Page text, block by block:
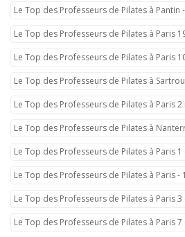
Le Top des Professeurs de Pilates à Pantin
Le Top des Professeurs de Pilates à Paris
Le Top des Professeurs de Pilates à Paris
Le Top des Professeurs de Pilates à
Le Top des Professeurs de Pilates à Paris 2
Le Top des Professeurs de Pilates à
Le Top des Professeurs de Pilates à Paris 1
Le Top des Professeurs de Pilates à Paris -
Le Top des Professeurs de Pilates à Paris 3
Le Top des Professeurs de Pilates à Paris 7